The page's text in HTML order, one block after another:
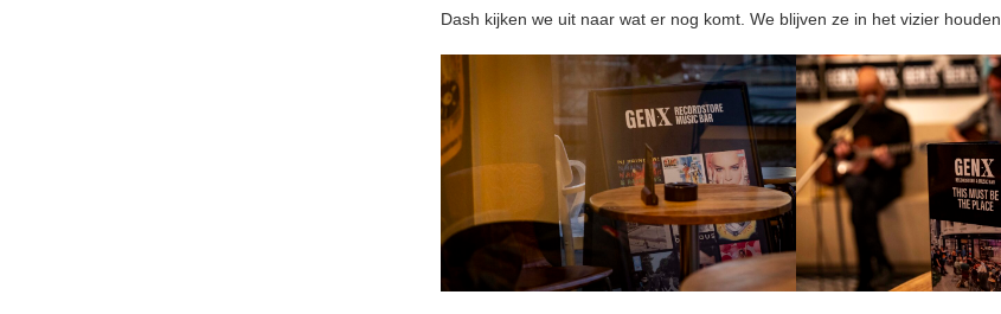
Dash kijken we uit naar wat er nog komt. We blijven ze in het vizier houden.